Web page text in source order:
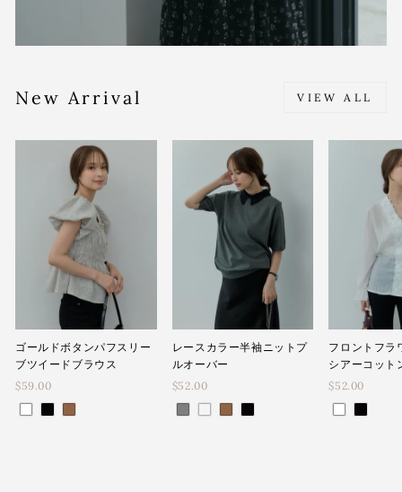
New Arrival VIEW ALL
ゴールドボタンパフスリー
ブツイードブラウス
$59.00
レースカラー半袖ニットプ
ルオーバー
$52.00
フロントフラ
シアーコット
$52.00